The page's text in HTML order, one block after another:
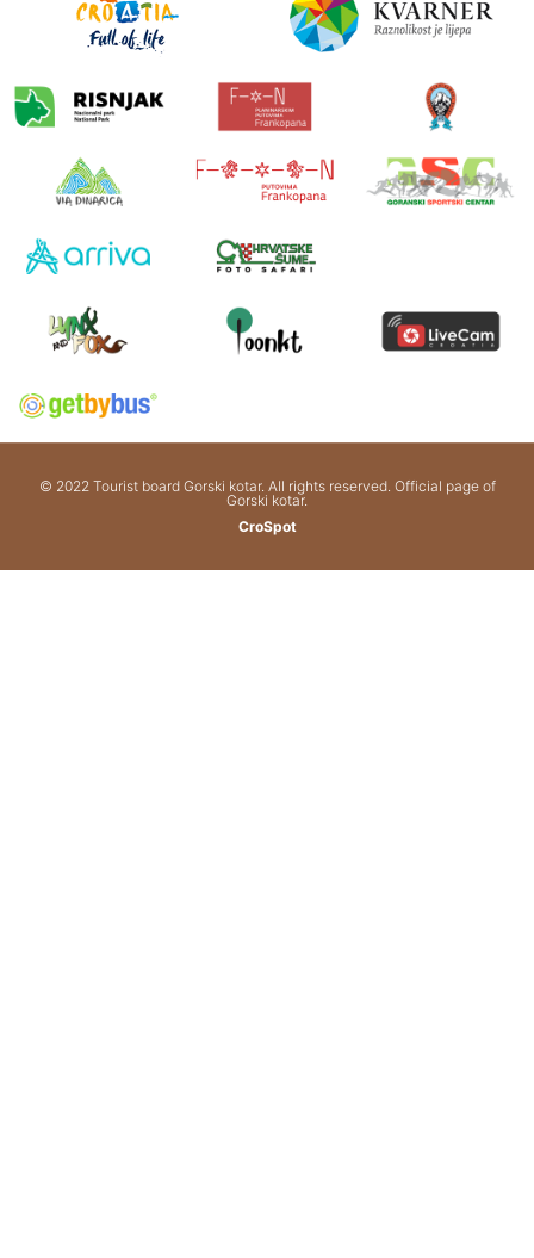
© 2022 Tourist board Gorski kotar. All rights reserved. Official page of
Gorski kotar.
CroSpot